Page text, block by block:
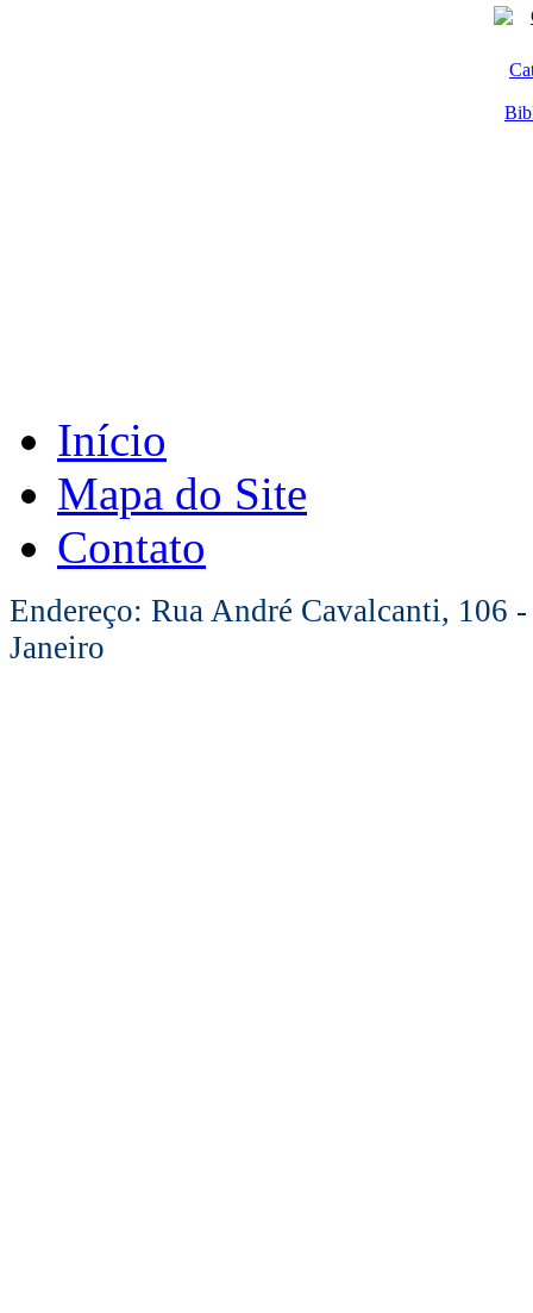
Início
Mapa do Site
Contato
Endereço: Rua André Cavalcanti, 106
Janeiro